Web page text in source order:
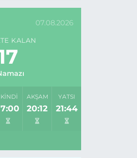
07.08.2026
KALAN
AKŞAM
20:12
YATSI
21:44